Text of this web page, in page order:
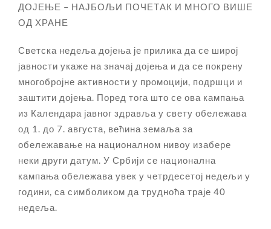
ДОЈЕЊЕ – НАЈБОЉИ ПОЧЕТАК И МНОГО ВИШЕ
ОД ХРАНЕ
Светска недеља дојења је прилика да се широј
јавности укаже на значај дојења и да се покрену
многобројне активности у промоцији, подршци и
заштити дојења. Поред тога што се ова кампања
из Календара јавног здравља у свету обележава
од 1. до 7. августа, већина земаља за
обележавање на националном нивоу изабере
неки други датум. У Србији се национална
кампања обележава увек у четрдесетој недељи у
години, са симболиком да трудноћа траје 40
недеља.